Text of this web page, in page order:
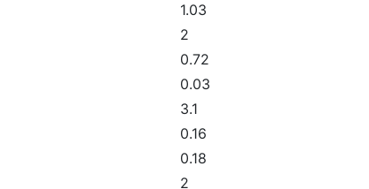
1.03
2
0.72
0.03
3.1
0.16
0.18
2